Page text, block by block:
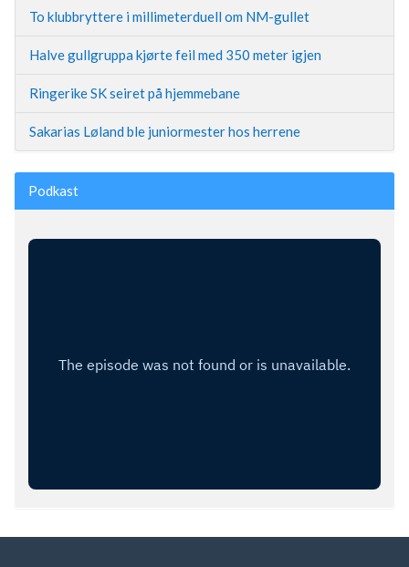
To klubbryttere i millimeterduell om NM-gullet
Halve gullgruppa kjørte feil med 350 meter igjen
Ringerike SK seiret på hjemmebane
Sakarias Løland ble juniormester hos herrene
Podkast